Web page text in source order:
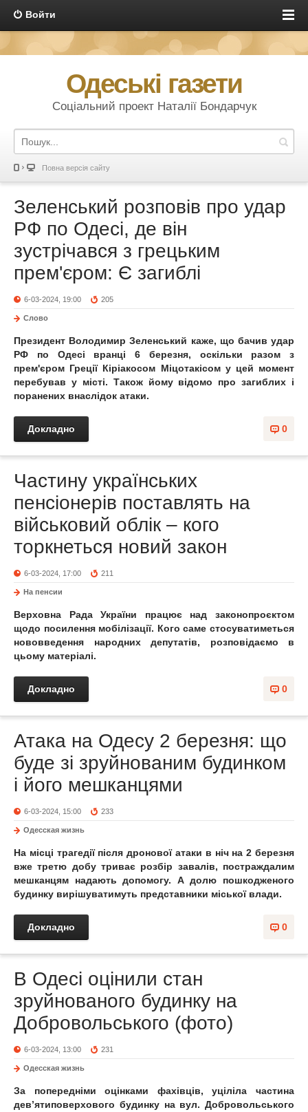
Войти
Одеські газети
Соціальний проект Наталії Бондарчук
Повна версія сайту
Зеленський розповів про удар
РФ по Одесі, де він
зустрічався з грецьким
прем'єром: Є загиблі
6-03-2024, 19:00 205
Слово
Президент Володимир Зеленський каже, що бачив удар
РФ по Одесі вранці 6 березня, оскільки разом з
прем'єром Греції Кіріакосом Міцотакісом у цей момент
перебував у місті. Також йому відомо про загиблих і
поранених внаслідок атаки.
0
Докладно
Частину українських
пенсіонерів поставлять на
військовий облік – кого
торкнеться новий закон
6-03-2024, 17:00 211
На пенсии
Верховна Рада України працює над законопроєктом
щодо посилення мобілізації. Кого саме стосуватиметься
нововведення народних депутатів, розповідаємо в
цьому матеріалі.
0
Докладно
Атака на Одесу 2 березня: що
буде зі зруйнованим будинком
і його мешканцями
6-03-2024, 15:00 233
Одесская жизнь
На місці трагедії після дронової атаки в ніч на 2 березня
вже третю добу триває розбір завалів, постраждалим
мешканцям надають допомогу. А долю пошкодженого
будинку вирішуватимуть представники міської влади.
0
Докладно
В Одесі оцінили стан
зруйнованого будинку на
Добровольського (фото)
6-03-2024, 13:00 231
Одесская жизнь
За попередніми оцінками фахівців, уціліла частина
дев’ятиповерхового будинку на вул. Добровольського